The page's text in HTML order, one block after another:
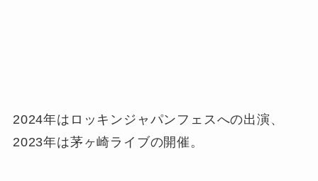
2024年はロッキンジャパンフェスへの出演、
2023年は茅ヶ崎ライブの開催。